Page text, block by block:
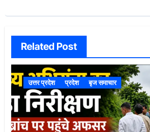
Related Post
उत्तर प्रदेश प्रदेश बृज समाचार